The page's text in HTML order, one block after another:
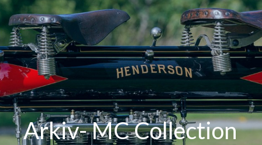
Arkiv- MC Collection